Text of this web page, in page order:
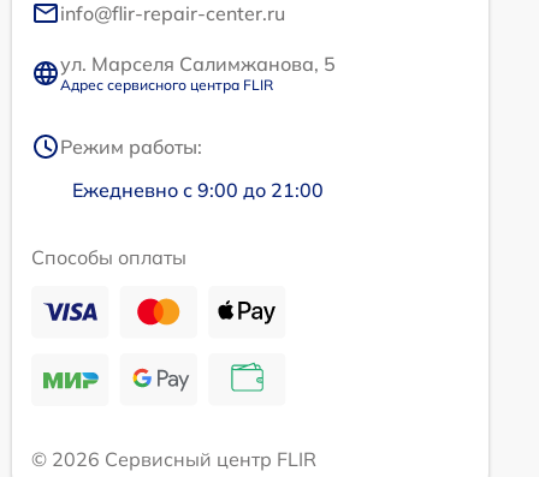
info@flir-repair-center.ru
ул. Марселя Салимжанова, 5
Адрес сервисного центра FLIR
Режим работы:
Ежедневно с 9:00 до 21:00
Способы оплаты
© 2026 Сервисный центр FLIR